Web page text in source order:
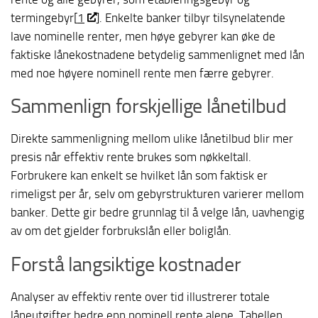
termingebyr[1
]. Enkelte banker tilbyr tilsynelatende
lave nominelle renter, men høye gebyrer kan øke de
faktiske lånekostnadene betydelig sammenlignet med lån
med noe høyere nominell rente men færre gebyrer.
Sammenlign forskjellige lånetilbud
Direkte sammenligning mellom ulike lånetilbud blir mer
presis når effektiv rente brukes som nøkkeltall.
Forbrukere kan enkelt se hvilket lån som faktisk er
rimeligst per år, selv om gebyrstrukturen varierer mellom
banker. Dette gir bedre grunnlag til å velge lån, uavhengig
av om det gjelder forbrukslån eller boliglån.
Forstå langsiktige kostnader
Analyser av effektiv rente over tid illustrerer totale